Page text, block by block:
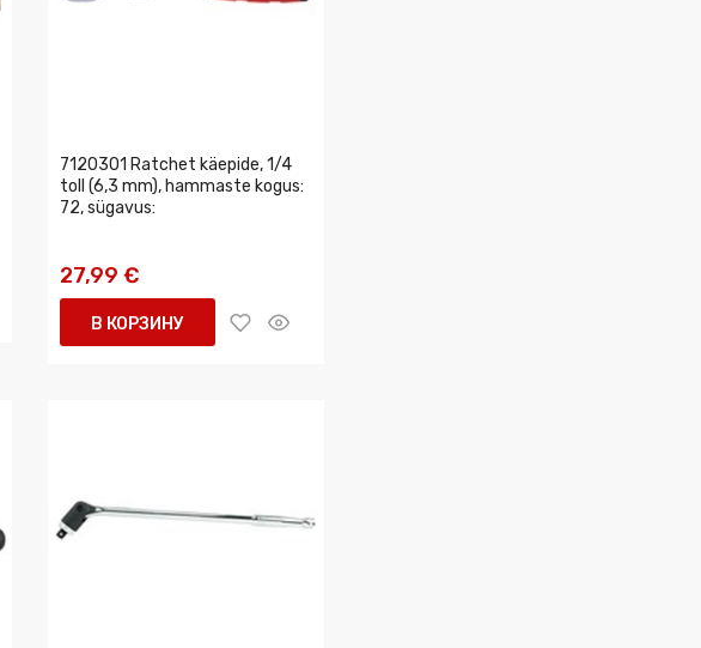
7120301 Ratchet käepide, 1/4
toll (6,3 mm), hammaste kogus:
72, sügavus:
27,99 €
В КОРЗИНУ